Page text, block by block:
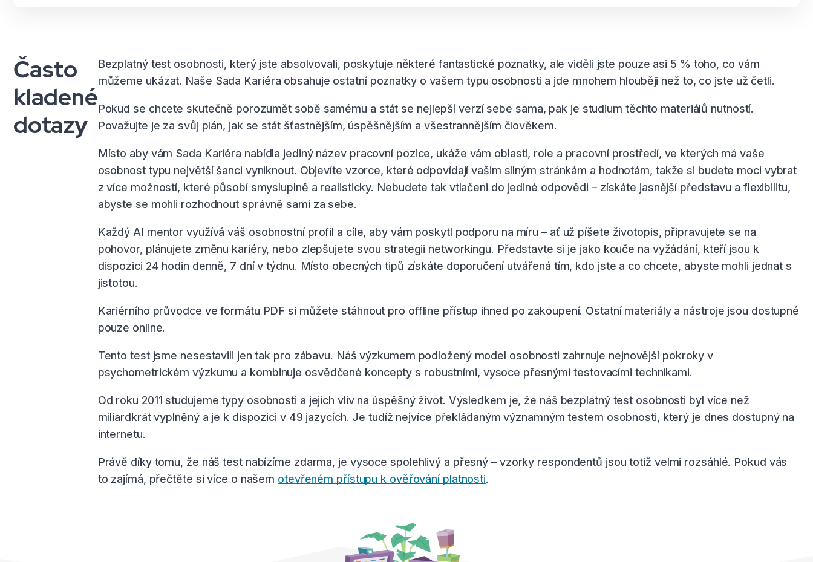
Často
kladené
dotazy
Bezplatný test osobnosti, který jste absolvovali, poskytuje některé fantastické poznatky, ale viděli jste pouze asi 5 % toho, co vám
můžeme ukázat. Naše Sada Kariéra obsahuje ostatní poznatky o vašem typu osobnosti a jde mnohem hlouběji než to, co jste už četli.
Pokud se chcete skutečně porozumět sobě samému a stát se nejlepší verzí sebe sama, pak je studium těchto materiálů nutností.
Považujte je za svůj plán, jak se stát šťastnějším, úspěšnějším a všestrannějším člověkem.
Místo aby vám Sada Kariéra nabídla jediný název pracovní pozice, ukáže vám oblasti, role a pracovní prostředí, ve kterých má vaše
osobnost typu největší šanci vyniknout. Objevíte vzorce, které odpovídají vašim silným stránkám a hodnotám, takže si budete moci vybrat
z více možností, které působí smysluplně a realisticky. Nebudete tak vtlačeni do jediné odpovědi – získáte jasnější představu a flexibilitu,
abyste se mohli rozhodnout správně sami za sebe.
Každý AI mentor využívá váš osobnostní profil a cíle, aby vám poskytl podporu na míru – ať už píšete životopis, připravujete se na
pohovor, plánujete změnu kariéry, nebo zlepšujete svou strategii networkingu. Představte si je jako kouče na vyžádání, kteří jsou k
dispozici 24 hodin denně, 7 dní v týdnu. Místo obecných tipů získáte doporučení utvářená tím, kdo jste a co chcete, abyste mohli jednat s
jistotou.
Kariérního průvodce ve formátu PDF si můžete stáhnout pro offline přístup ihned po zakoupení. Ostatní materiály a nástroje jsou dostupné
pouze online.
Tento test jsme nesestavili jen tak pro zábavu. Náš výzkumem podložený model osobnosti zahrnuje nejnovější pokroky v
psychometrickém výzkumu a kombinuje osvědčené koncepty s robustními, vysoce přesnými testovacími technikami.
Od roku 2011 studujeme typy osobnosti a jejich vliv na úspěšný život. Výsledkem je, že náš bezplatný test osobnosti byl více než
miliardkrát vyplněný a je k dispozici v 49 jazycích. Je tudíž nejvíce překládaným významným testem osobnosti, který je dnes dostupný na
internetu.
Právě díky tomu, že náš test nabízíme zdarma, je vysoce spolehlivý a přesný – vzorky respondentů jsou totiž velmi rozsáhlé. Pokud vás
to zajímá, přečtěte si více o našem otevřeném přístupu k ověřování platnosti.